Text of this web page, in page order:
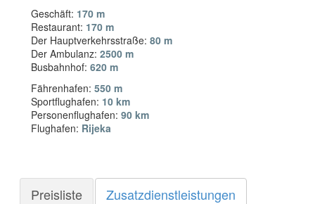
Geschäft: 170 m
Restaurant: 170 m
Der Hauptverkehrsstraße: 80 m
Der Ambulanz: 2500 m
Busbahnhof: 620 m
Fährenhafen: 550 m
Sportflughafen: 10 km
Personenflughafen: 90 km
Flughafen: Rijeka
Preisliste
Zusatzdienstleistungen